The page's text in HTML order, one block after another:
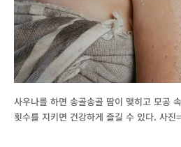
사우나를 하면 송골송골 땀이 맺히고 모공
횟수를 지키면 건강하게 즐길 수 있다. 사진